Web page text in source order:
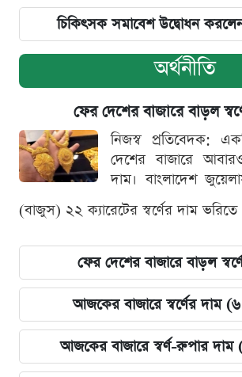
চিকিৎসক সমাবেশ উদ্বোধন করলেন
অর্থনীতি
ফের দেশের বাজারে বাড়ল
নিজস্ব প্রতিবেদক:
দেশের বাজারে
দাম। বাংলাদেশ
(বাজুস) ২২ ক্যারেটের স্বর্ণের দাম
ফের দেশের বাজারে বাড়ল
আজকের বাজারে স্বর্ণের দাম
আজকের বাজারে স্বর্ণ-রুপার